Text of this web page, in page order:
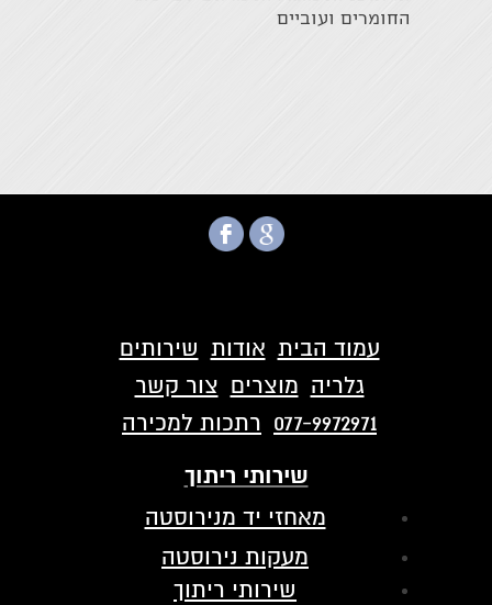
החומרים ועוביים
עמוד הבית אודות שירותים
גלריה מוצרים צור קשר
077-9972971 רתכות למכירה
שירותי ריתוך
מאחזי יד מנירוסטה
מעקות נירוסטה
שירותי ריתוך